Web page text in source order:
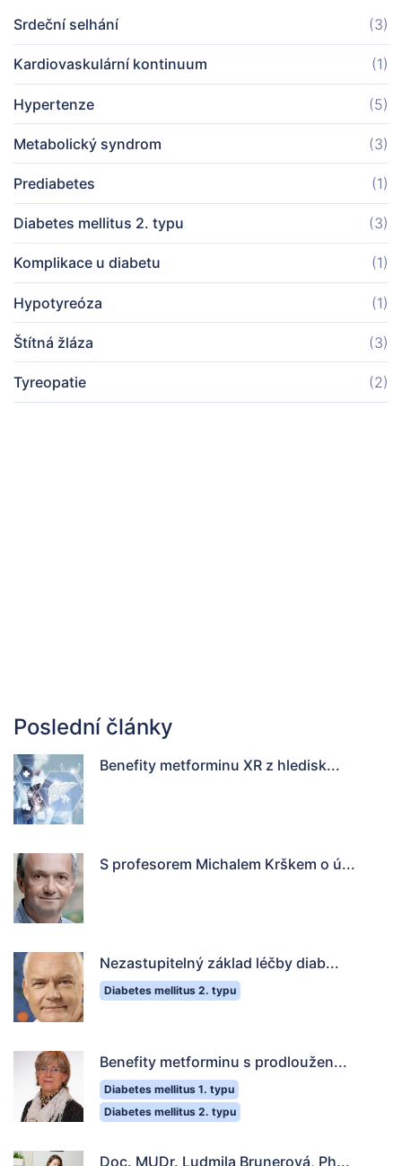
Srdeční selhání (3)
Kardiovaskulární kontinuum (1)
Hypertenze (5)
Metabolický syndrom (3)
Prediabetes (1)
Diabetes mellitus 2. typu (3)
Komplikace u diabetu (1)
Hypotyreóza (1)
Štítná žláza (3)
Tyreopatie (2)
Poslední články
Benefity metforminu XR z hledisk...
S profesorem Michalem Krškem o ú...
Nezastupitelný základ léčby diab...
Diabetes mellitus 2. typu
Benefity metforminu s prodloužen...
Diabetes mellitus 1. typu
Diabetes mellitus 2. typu
Doc. MUDr. Ludmila Brunerová, Ph...